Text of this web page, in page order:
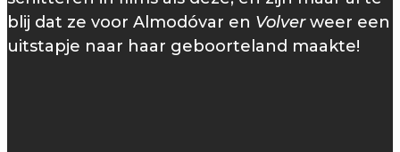
blij dat ze voor Almodóvar en Volverweer een
uitstapje naar haar geboorteland maakte!